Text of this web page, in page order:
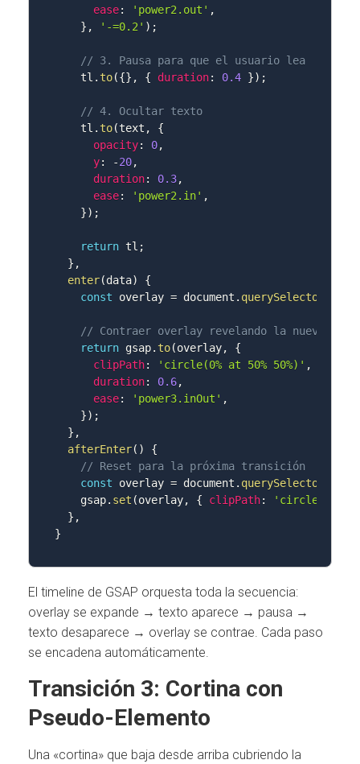
ease: 'power2.out' ,
} , '-=0.2' ) ;
// 3. Pausa para que el usuario lea
    tl
. to({} , { duration: 0.4 }) ;
// 4. Ocultar texto
    tl
. to(text ,
{
opacity: 0,
y: -20,
duration: 0.3,
ease: 'power2.in' ,
}) ;
return tl ;
} ,
enter(data)
{
const overlay = document . querySelector
// Contraer overlay revelando la nueva
return gsap. to(overlay,
{
clipPath: 'circle(0% at 50% 50%)' ,
duration: 0.6,
ease: 'power3.inOut' ,
}) ;
} ,
afterEnter( )
{
// Reset para la próxima transición
const overlay = document . querySelector
    gsap
. set (overlay, { clipPath:
'circle(0% at
} ,
}
El timeline de GSAP orquesta toda la secuencia:
overlay se expande → texto aparece → pausa →
texto desaparece → overlay se contrae. Cada paso
se encadena automáticamente.
Transición 3: Cortina con
Pseudo-Elemento
Una «cortina» que baja desde arriba cubriendo la